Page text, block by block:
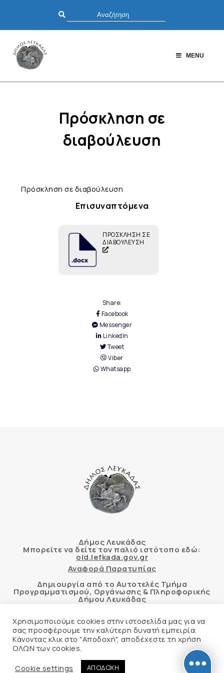
MENU
Πρόσκληση σε
διαβούλευση
Πρόσκληση σε διαβούλευση
Επισυναπτόμενα
ΠΡΟΣΚΛΗΣΗ ΣΕ
ΔΙΑΒΟΥΛΕΥΣΗ
Share:
Facebook
Messenger
LinkedIn
Tweet
Viber
Whatsapp
Δήμος Λευκάδας
Μπορείτε να δείτε τον παλιό ιστότοπο εδώ:
old.lefkada.gov.gr
Αναφορά Παρατυπίας
Δημιουργία από το Αυτοτελές Τμήμα
Προγραμματισμού, Οργάνωσης & Πληροφορικής
Δήμου Λευκάδας
Αυτόματος έλεγχος προσβασιμότητας
δικτυακού τόπου με βάση το πρότυπο WCAG 2.1
Χρησιμοποιούμε cookies στην ιστοσελίδα μας για να
σας προσφέρουμε την καλύτερη δυνατή εμπειρία.
Κάνοντας κλικ στο "Αποδοχή", αποδέχεστε τη χρήση
ΟΛΩΝ των cookies.
Cookie settings
ΑΠΟΔΟΧΗ